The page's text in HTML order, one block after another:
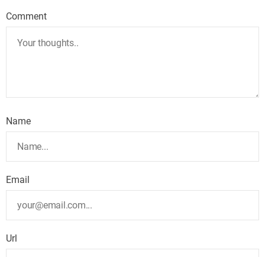
Comment
Name
Email
Url